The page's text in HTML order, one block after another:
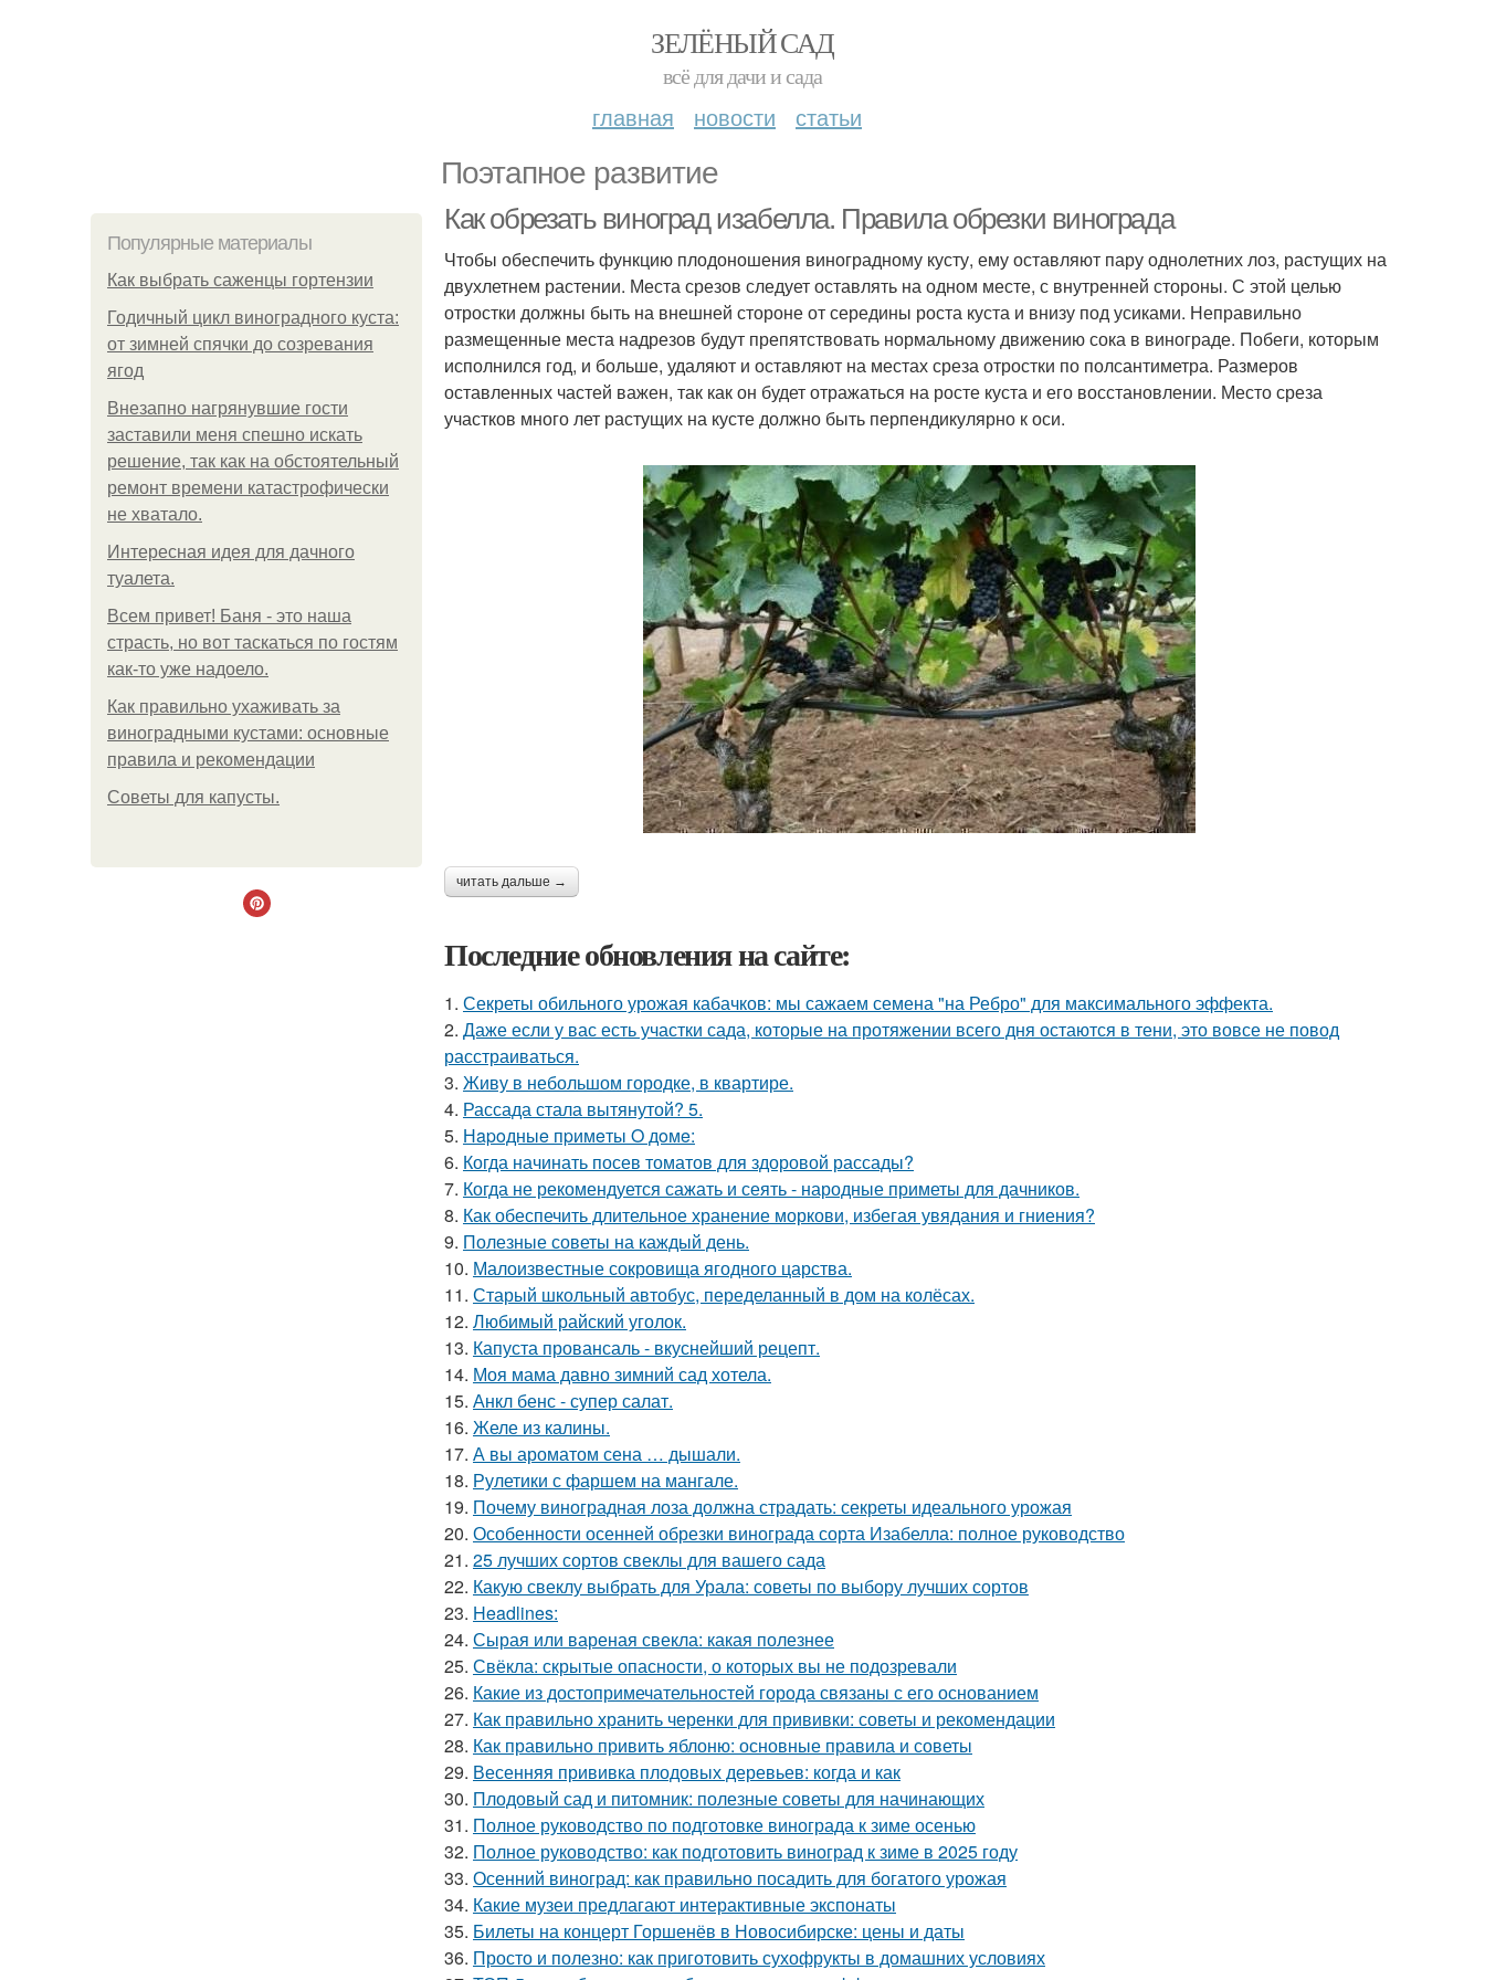
ЗЕЛЁНЫЙ САД
всё для дачи и сада
главная новости статьи
Поэтапное развитие
Популярные материалы
Как выбрать саженцы гортензии
Годичный цикл виноградного куста:
от зимней спячки до созревания
ягод
Внезапно нагрянувшие гости
заставили меня спешно искать
решение, так как на обстоятельный
ремонт времени катастрофически
не хватало.
Интересная идея для дачного
туалета.
Всем привет! Баня - это наша
страсть, но вот таскаться по гостям
как-то уже надоело.
Как правильно ухаживать за
виноградными кустами: основные
правила и рекомендации
Советы для капусты.
Как обрезать виноград изабелла. Правила обрезки винограда
Чтобы обеспечить функцию плодоношения виноградному кусту, ему оставляют пару однолетних лоз, растущих на
двухлетнем растении. Места срезов следует оставлять на одном месте, с внутренней стороны. С этой целью
отростки должны быть на внешней стороне от середины роста куста и внизу под усиками. Неправильно
размещенные места надрезов будут препятствовать нормальному движению сока в винограде. Побеги, которым
исполнился год, и больше, удаляют и оставляют на местах среза отростки по полсантиметра. Размеров
оставленных частей важен, так как он будет отражаться на росте куста и его восстановлении. Место среза
участков много лет растущих на кусте должно быть перпендикулярно к оси.
читать дальше →
Последние обновления на сайте:
1. Секреты обильного урожая кабачков: мы сажаем семена "на Ребро" для максимального эффекта.
2. Даже если у вас есть участки сада, которые на протяжении всего дня остаются в тени, это вовсе не повод
расстраиваться.
3. Живу в небольшом городке, в квартире.
4. Рассада стала вытянутой? 5.
5. Нapoдныe пpимeты O дoмe:
6. Когда начинать посев томатов для здоровой рассады?
7. Когда не рекомендуется сажать и сеять - народные приметы для дачников.
8. Как обеспечить длительное хранение моркови, избегая увядания и гниения?
9. Полезные советы на каждый день.
10. Малоизвестные сокровища ягодного царства.
11. Старый школьный автобус, переделанный в дом на колёсах.
12. Любимый райский уголок.
13. Капуста провансаль - вкуснейший рецепт.
14. Моя мама давно зимний сад хотела.
15. Анкл бенс - супер салат.
16. Желе из калины.
17. А вы ароматом сена … дышали.
18. Рулетики с фаршем на мангале.
19. Почему виноградная лоза должна страдать: секреты идеального урожая
20. Особенности осенней обрезки винограда сорта Изабелла: полное руководство
21. 25 лучших сортов свеклы для вашего сада
22. Какую свеклу выбрать для Урала: советы по выбору лучших сортов
23. Headlines:
24. Сырая или вареная свекла: какая полезнее
25. Свёкла: скрытые опасности, о которых вы не подозревали
26. Какие из достопримечательностей города связаны с его основанием
27. Как правильно хранить черенки для прививки: советы и рекомендации
28. Как правильно привить яблоню: основные правила и советы
29. Весенняя прививка плодовых деревьев: когда и как
30. Плодовый сад и питомник: полезные советы для начинающих
31. Полное руководство по подготовке винограда к зиме осенью
32. Полное руководство: как подготовить виноград к зиме в 2025 году
33. Осенний виноград: как правильно посадить для богатого урожая
34. Какие музеи предлагают интерактивные экспонаты
35. Билеты на концерт Горшенёв в Новосибирске: цены и даты
36. Просто и полезно: как приготовить сухофрукты в домашних условиях